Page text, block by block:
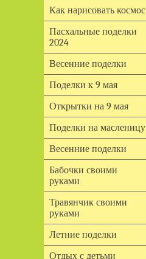
Как нарисовать космос
Пасхальные поделки
2024
Весенние поделки
Поделки к 9 мая
Открытки на 9 мая
Поделки на масленицу
Весенние поделки
Бабочки своими
руками
Травянчик своими
руками
Летние поделки
Отдых с детьми